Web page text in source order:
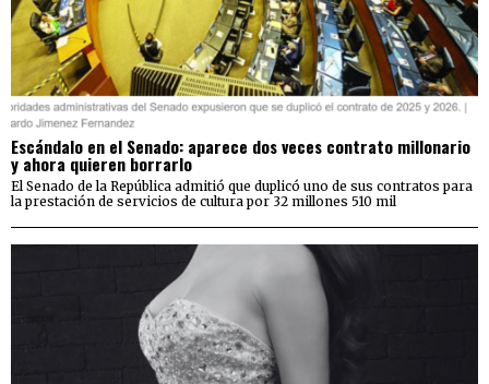
Escándalo en el Senado: aparece dos veces contrato millonario
y ahora quieren borrarlo
El Senado de la República admitió que duplicó uno de sus contratos para
la prestación de servicios de cultura por 32 millones 510 mil